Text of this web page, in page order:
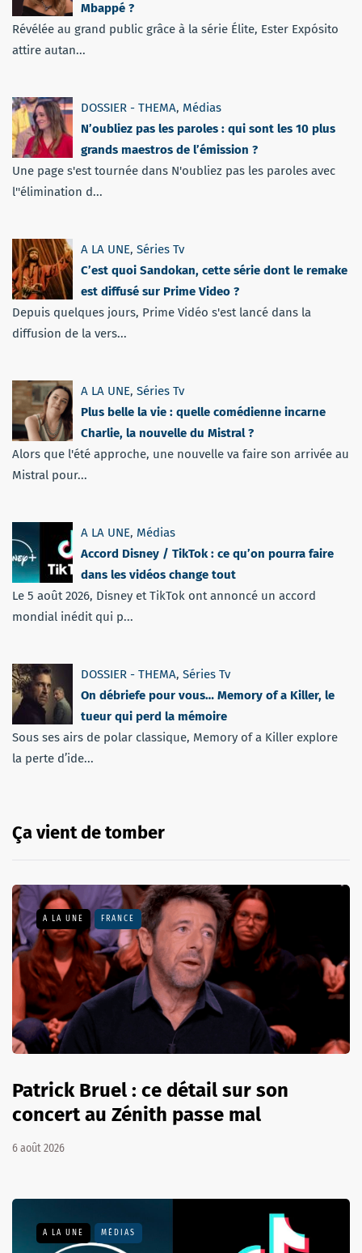
Mbappé ?
Révélée au grand public grâce à la série Élite, Ester Expósito
attire autan...
DOSSIER - THEMA, Médias
N’oubliez pas les paroles : qui sont les 10 plus
grands maestros de l’émission ?
Une page s'est tournée dans N'oubliez pas les paroles avec
l''élimination d...
A LA UNE, Séries Tv
C’est quoi Sandokan, cette série dont le remake
est diffusé sur Prime Video ?
Depuis quelques jours, Prime Vidéo s'est lancé dans la
diffusion de la vers...
A LA UNE, Séries Tv
Plus belle la vie : quelle comédienne incarne
Charlie, la nouvelle du Mistral ?
Alors que l'été approche, une nouvelle va faire son arrivée au
Mistral pour...
A LA UNE, Médias
Accord Disney / TikTok : ce qu’on pourra faire
dans les vidéos change tout
Le 5 août 2026, Disney et TikTok ont annoncé un accord
mondial inédit qui p...
DOSSIER - THEMA, Séries Tv
On débriefe pour vous… Memory of a Killer, le
tueur qui perd la mémoire
Sous ses airs de polar classique, Memory of a Killer explore
la perte d’ide...
Ça vient de tomber
A LA UNE FRANCE
Patrick Bruel : ce détail sur son
concert au Zénith passe mal
6 août 2026
A LA UNE MÉDIAS